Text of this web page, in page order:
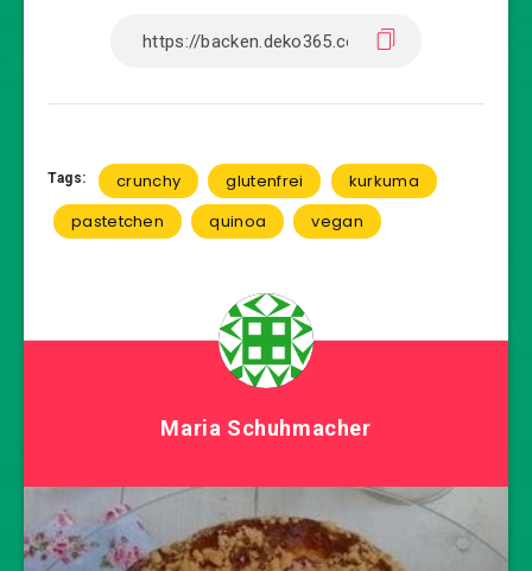
Tags: crunchy glutenfrei
kurkuma
pastetchen
quinoa vegan
Maria Schuhmacher